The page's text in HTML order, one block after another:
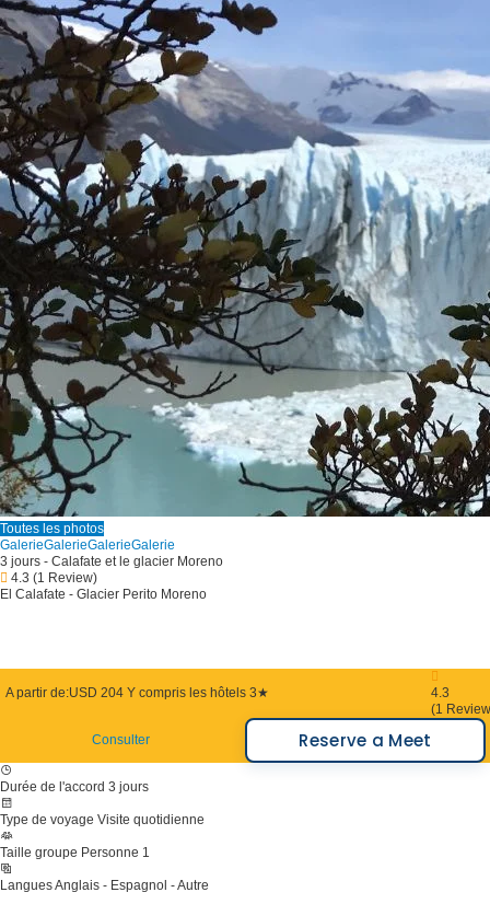
Toutes les photos
GalerieGalerieGalerieGalerie
3 jours - Calafate et le glacier Moreno
4.3 (1 Review)
El Calafate - Glacier Perito Moreno
A partir de:USD 204 Y compris les hôtels 3★
4.3
(1
Consulter
Reserve a Meet
Durée de l'accord 3 jours
Type de voyage Visite quotidienne
Taille groupe Personne 1
LanguesAnglais - Espagnol - Autre